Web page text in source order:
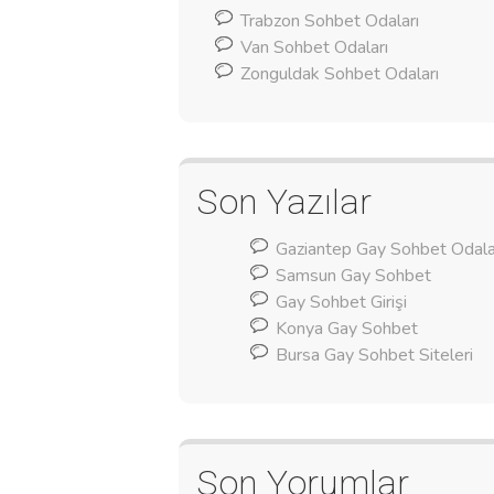
Trabzon Sohbet Odaları
Van Sohbet Odaları
Zonguldak Sohbet Odaları
Son Yazılar
Gaziantep Gay Sohbet
Samsun Gay Sohbet
Gay Sohbet Girişi
Konya Gay Sohbet
Bursa Gay Sohbet Siteleri
Son Yorumlar